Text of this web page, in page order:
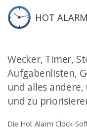
HOT
Wecker, Timer,
Aufgabenlisten,
und alles
und zu
Die Hot Alarm Clock-